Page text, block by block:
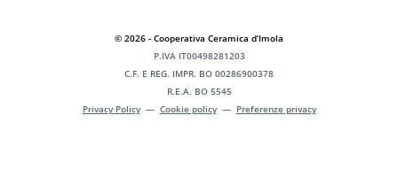
© 2026 - Cooperativa Ceramica d’Imola
P.IVA IT00498281203
C.F. E REG. IMPR. BO 00286900378
R.E.A. BO 5545
Privacy Policy— Cookie policy— Preferenze privacy